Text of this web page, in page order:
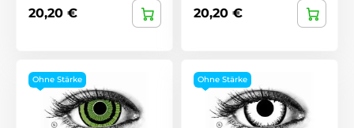
20,20 € 20,20 €
Ohne Stärke Ohne Stärke